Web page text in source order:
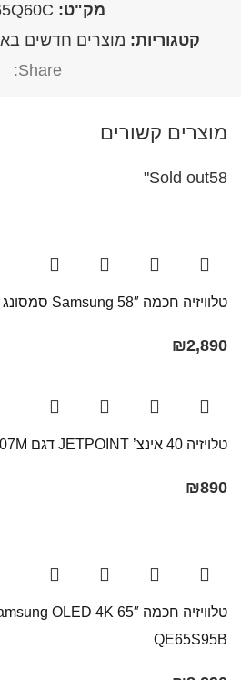
מק"ט:
קטגוריות: מוצרים חדשים
Share:
מוצרים קשורים
Sold out58"
טלוויזיה חכמה 58″ Samsung​ סמסונג דגם UE58AU7100
₪2,890
טלויזיה 40 אינצ’ JETPOINT דגם 40JTV4007M
₪890
QE65S95B